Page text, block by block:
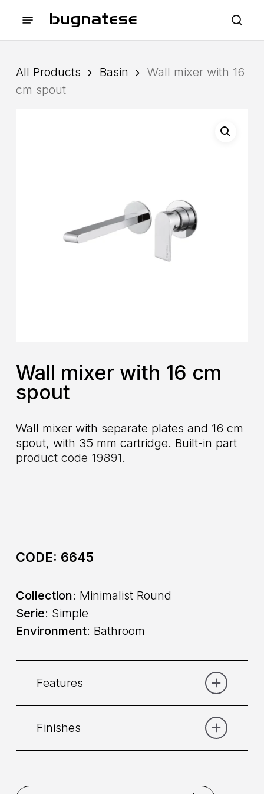
Menu
All Products Basin
Wall mixer with 16
cm spout
Wall mixer with 16 cm
spout
Wall mixer with separate plates and 16 cm
spout, with 35 mm cartridge. Built-in part
product code 19891.
CODE: 6645
Collection: Minimalist Round
Serie: Simple
Environment: Bathroom
Features
Finishes
Chrome Graphite
Matt